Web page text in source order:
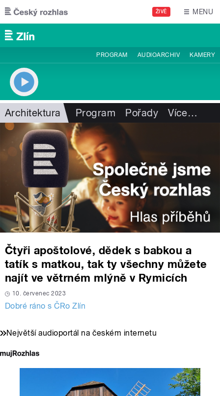
Přejít k hlavnímu obsahu
ŽIVĚ MENU
PROGRAM AUDIOARCHIV KAMERY
Architektura Program Pořady Více…
Čtyři apoštolové, dědek s babkou a
tatík s matkou, tak ty všechny můžete
najít ve větrném mlýně v Rymicích
10. červenec 2023
Dobré ráno s ČRo Zlín
Největší audioportál na českém internetu